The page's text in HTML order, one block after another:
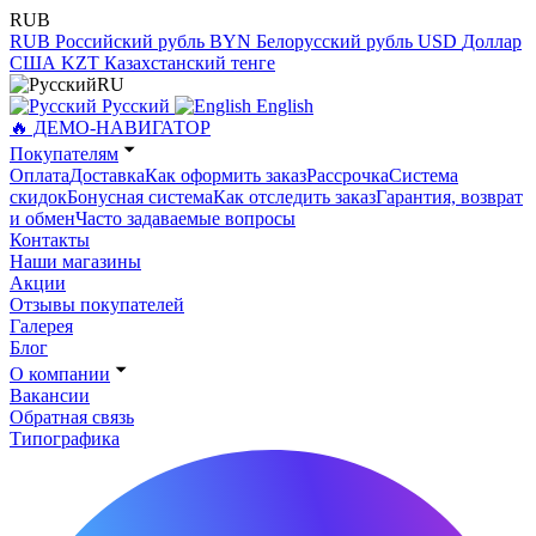
RUB
RUB Российский рубль BYN Белорусский рубль USD Доллар
США KZT Казахстанский тенге
RU
Русский
English
🔥 ДЕМО-НАВИГАТОР
Покупателям
ОплатаДоставкаКак оформить заказРассрочкаСистема
скидокБонусная системаКак отследить заказГарантия, возврат
и обменЧасто задаваемые вопросы
Контакты
Наши магазины
Акции
Отзывы покупателей
Галерея
Блог
О компании
Вакансии
Обратная связь
Типографика